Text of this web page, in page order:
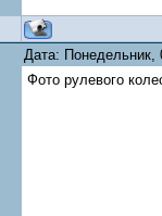
Дата:
Фото рулевого